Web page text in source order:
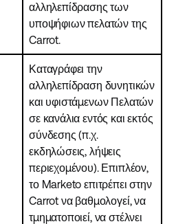
αλληλεπίδρασης των
υποψήφιων πελατών της
Carrot.
Καταγράφει την
αλληλεπίδραση δυνητικών
και υφιστάμενων Πελατών
σε κανάλια εντός και εκτός
σύνδεσης (π.χ.
εκδηλώσεις, λήψεις
περιεχομένου). Επιπλέον,
το Marketo επιτρέπει στην
Carrot να βαθμολογεί, να
τμηματοποιεί, να στέλνει